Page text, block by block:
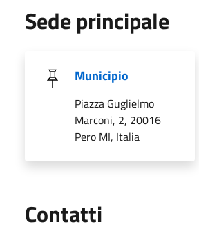
Sede principale
Municipio
Piazza Guglielmo
Marconi, 2, 20016
Pero MI, Italia
Contatti